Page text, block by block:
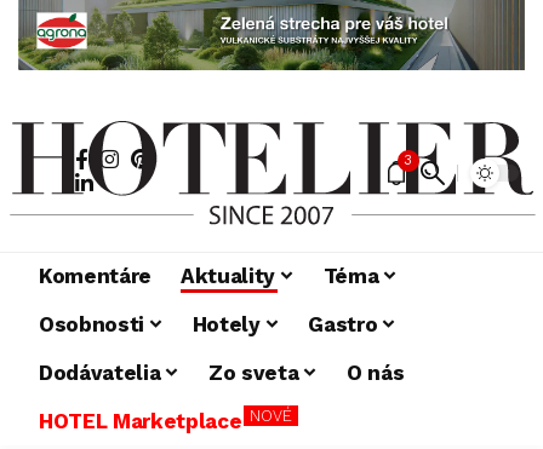
3
Komentáre Aktuality
Téma
Osobnosti
Hotely
Gastro
Dodávatelia
Zo sveta
O nás
HOTEL Marketplace NOVÉ